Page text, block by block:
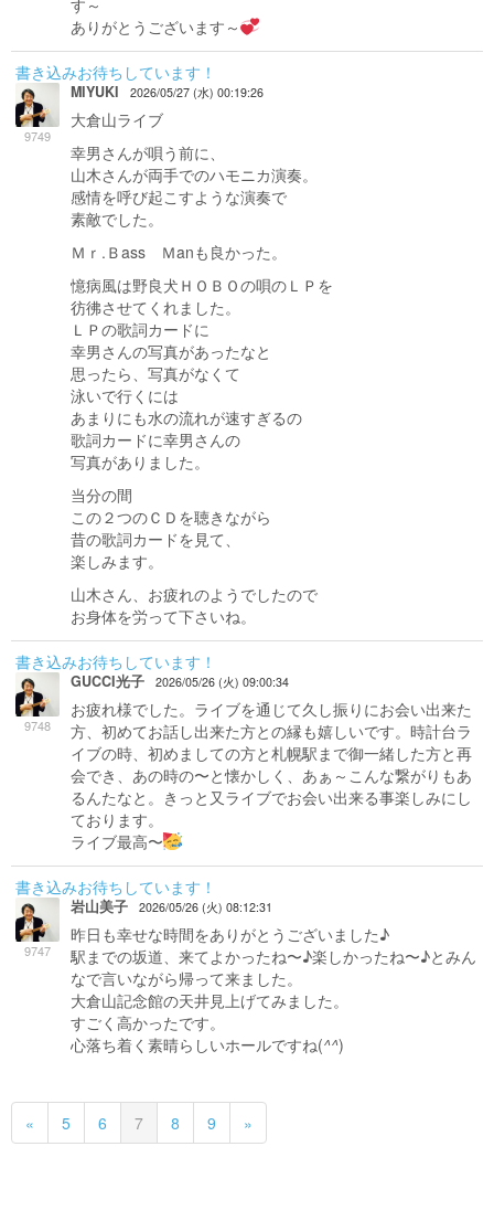
す～
ありがとうございます～
書き込みお待ちしています！
9749
MIYUKI 2026/05/27 (水) 00:19:26
大倉山ライブ
幸男さんが唄う前に、
山木さんが両手でのハモニカ演奏。
感情を呼び起こすような演奏で
素敵でした。
Ｍｒ.Ｂass Ｍanも良かった。
憶病風は野良犬ＨＯＢＯの唄のＬＰを
彷彿させてくれました。
ＬＰの歌詞カードに
幸男さんの写真があったなと
思ったら、写真がなくて
泳いで行くには
あまりにも水の流れが速すぎるの
歌詞カードに幸男さんの
写真がありました。
当分の間
この２つのＣＤを聴きながら
昔の歌詞カードを見て、
楽しみます。
山木さん、お疲れのようでしたので
お身体を労って下さいね。
書き込みお待ちしています！
9748
GUCCI光子 2026/05/26 (火) 09:00:34
お疲れ様でした。ライブを通じて久し振りにお会い出来た
方、初めてお話し出来た方との縁も嬉しいです。時計台ラ
イブの時、初めましての方と札幌駅まで御一緒した方と再
会でき、あの時の〜と懐かしく、あぁ～こんな繋がりもあ
るんたなと。きっと又ライブでお会い出来る事楽しみにし
ております。
ライブ最高〜
書き込みお待ちしています！
9747
岩山美子 2026/05/26 (火) 08:12:31
昨日も幸せな時間をありがとうございました♪
駅までの坂道、来てよかったね〜♪楽しかったね〜♪とみん
なで言いながら帰って来ました。
大倉山記念館の天井見上げてみました。
すごく高かったです。
心落ち着く素晴らしいホールですね(^^)
« 5 6 7 8 9 »